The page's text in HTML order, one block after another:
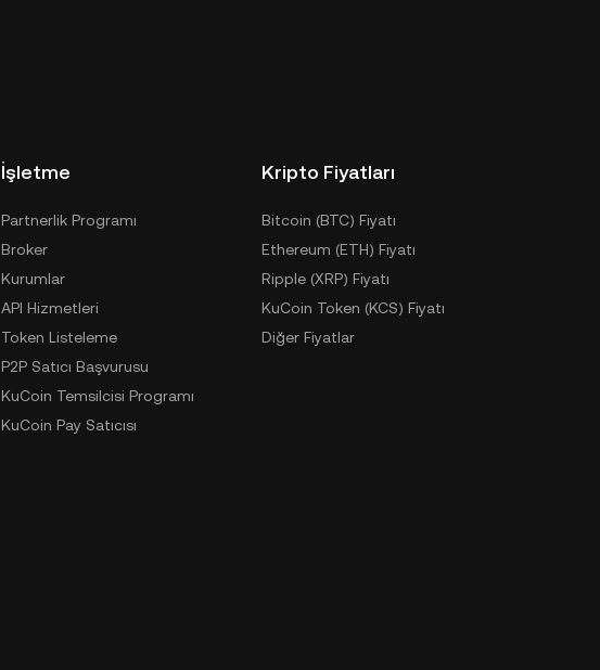
İşletme
Partnerlik Programı
Broker
Kurumlar
API Hizmetleri
Token Listeleme
P2P Satıcı Başvurusu
KuCoin Temsilcisi Programı
KuCoin Pay Satıcısı
Kripto Fiyatları
Bitcoin (BTC) Fiyatı
Ethereum (ETH) Fiyatı
Ripple (XRP) Fiyatı
KuCoin Token (KCS) Fiyatı
Diğer Fiyatlar